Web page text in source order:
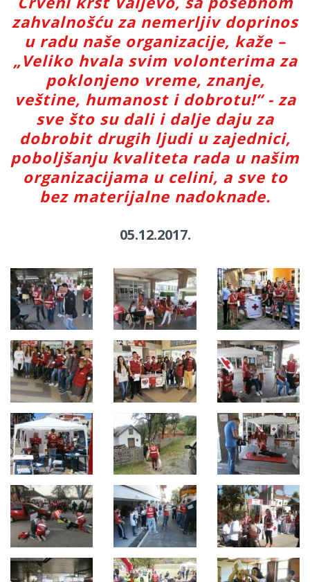
zahvalnošću za nemerljiv doprinos
u radu naše organizacije, kaže –
„Veliko hvala svim volonterima za
poklonjeno vreme, znanje,
veštine, humanost i dobrotu!“ - za
sve što su dali i dalje daju za
dobrobit drugih ljudi u zajednici,
poboljšanju kvaliteta rada u našim
organizacijama u celini, a sve to
bez materijalne nadoknade.
05.12.2017.